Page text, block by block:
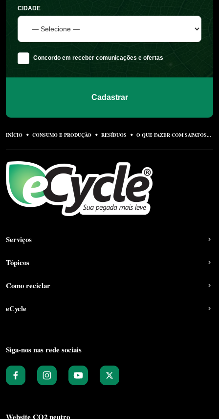
CIDADE
Concordo em receber comunicações e ofertas
Cadastrar
INÍCIO CONSUMO E PRODUÇÃO RESÍDUOS O QUE FAZER COM SAPATOS...
Serviços
Tópicos
Como reciclar
eCycle
Siga-nos nas rede sociais
Website CO2 neutro